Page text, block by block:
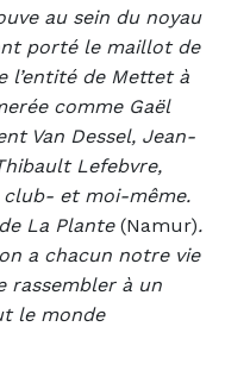
au sein du noyau
porté le maillot de
l’entité de Mettet à
comme Gaël
Van Dessel, Jean-
Lefebvre,
et moi-même.
La Plante(Namur).
a chacun notre vie
rassembler à un
le monde